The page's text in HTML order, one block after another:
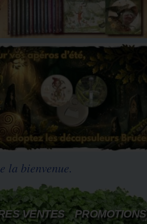
Et toujours,
disponible sur nos branches
Après son escapade outre Atlantique,
Jean-Baptiste Monge
fait son grand retour avec une version
enrichie de Celtic Faeries.
la bienvenue.
VENTES PROMOTIONS